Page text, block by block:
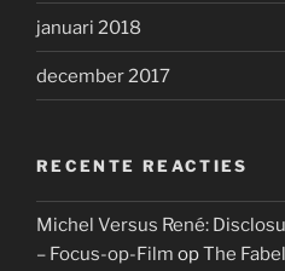
januari 2018
december 2017
RECENTE REACTIES
Michel Versus René:
– Focus-op-Film opThe